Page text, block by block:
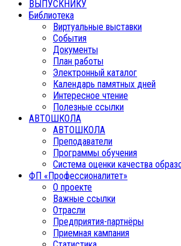
ВЫПУСКНИКУ
Библиотека
Виртуальные выставки
События
Документы
План работы
Электронный каталог
Календарь памятных дней
Интересное чтение
Полезные ссылки
АВТОШКОЛА
АВТОШКОЛА
Преподаватели
Программы обучения
Система оценки качества
ФП «Профессионалитет»
О проекте
Важные ссылки
Отрасли
Предприятия-партнёры
Приемная кампания